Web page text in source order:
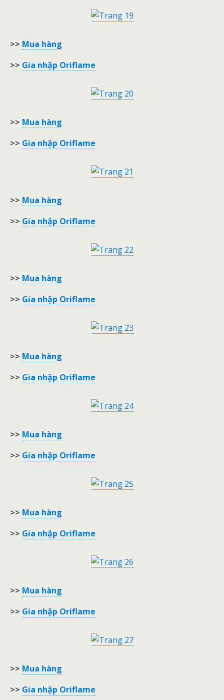
>> Mua hàng
>> Gia nhập Oriflame
>> Mua hàng
>> Gia nhập Oriflame
>> Mua hàng
>> Gia nhập Oriflame
>> Mua hàng
>> Gia nhập Oriflame
>> Mua hàng
>> Gia nhập Oriflame
>> Mua hàng
>> Gia nhập Oriflame
>> Mua hàng
>> Gia nhập Oriflame
>> Mua hàng
>> Gia nhập Oriflame
>> Mua hàng
>> Gia nhập Oriflame